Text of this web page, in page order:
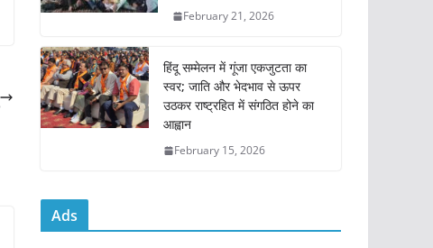
February 21, 2026
हिंदू सम्मेलन में गूंजा एकजुटता का
स्वर; जाति और भेदभाव से ऊपर
उठकर राष्ट्रहित में संगठित होने का
आह्वान
February 15, 2026
Ads